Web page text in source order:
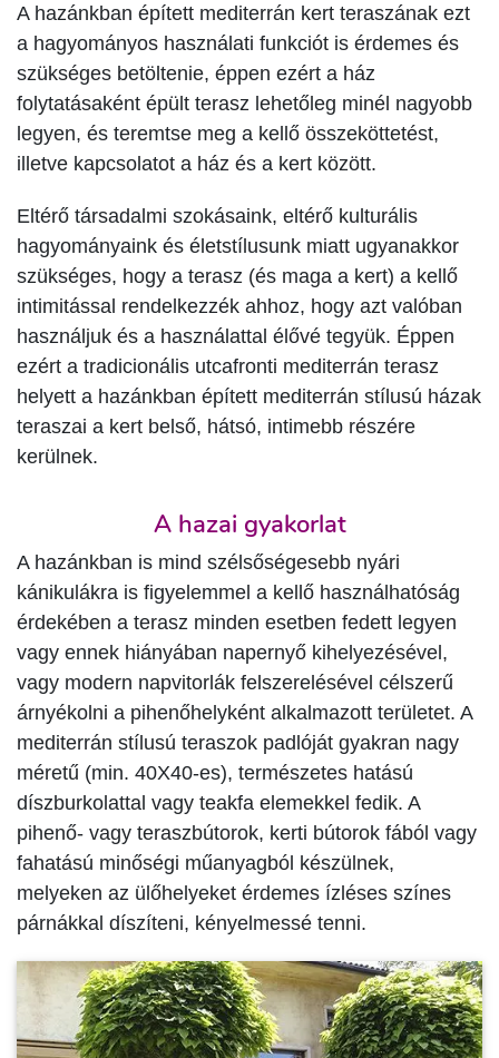
A hazánkban épített mediterrán kert teraszának ezt
a hagyományos használati funkciót is érdemes és
szükséges betöltenie, éppen ezért a ház
folytatásaként épült terasz lehetőleg minél nagyobb
legyen, és teremtse meg a kellő összeköttetést,
illetve kapcsolatot a ház és a kert között.
Eltérő társadalmi szokásaink, eltérő kulturális
hagyományaink és életstílusunk miatt ugyanakkor
szükséges, hogy a terasz (és maga a kert) a kellő
intimitással rendelkezzék ahhoz, hogy azt valóban
használjuk és a használattal élővé tegyük. Éppen
ezért a tradicionális utcafronti mediterrán terasz
helyett a hazánkban épített mediterrán stílusú házak
teraszai a kert belső, hátsó, intimebb részére
kerülnek.
A hazai gyakorlat
A hazánkban is mind szélsőségesebb nyári
kánikulákra is figyelemmel a kellő használhatóság
érdekében a terasz minden esetben fedett legyen
vagy ennek hiányában napernyő kihelyezésével,
vagy modern napvitorlák felszerelésével célszerű
árnyékolni a pihenőhelyként alkalmazott területet. A
mediterrán stílusú teraszok padlóját gyakran nagy
méretű (min. 40X40-es), természetes hatású
díszburkolattal vagy teakfa elemekkel fedik. A
pihenő- vagy teraszbútorok, kerti bútorok fából vagy
fahatású minőségi műanyagból készülnek,
melyeken az ülőhelyeket érdemes ízléses színes
párnákkal díszíteni, kényelmessé tenni.